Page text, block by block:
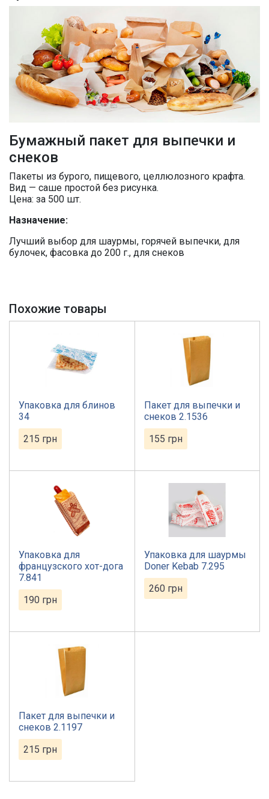
Бумажный пакет для выпечки и
снеков
Пакеты из бурого, пищевого, целлюлозного крафта.
Вид — саше простой без рисунка.
Цена: за 500 шт.
Назначение:
Лучший выбор для шаурмы, горячей выпечки, для
булочек, фасовка до 200 г., для снеков
Похожие товары
Упаковка для блинов
34
215 грн
Пакет для выпечки и
снеков 2.1536
155 грн
Упаковка для
французского хот-дога
7.841
190 грн
Упаковка для шаурмы
Doner Kebab 7.295
260 грн
Пакет для выпечки и
снеков 2.1197
215 грн